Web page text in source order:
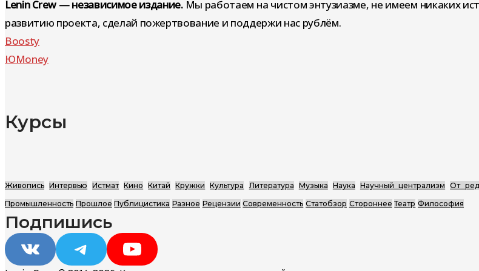
Lenin Crew — независимое издание.Мы работаем на чистом энтузиазме, не имеем никаких
развитию проекта, сделай пожертвование и поддержи нас рублём.
Boosty
ЮMoney
Курсы
Живопись Интервью Истмат Кино Китай Кружки Культура Литература Музыка Наука Научный централизм От
Промышленность Прошлое Публицистика Разное Рецензии Современность Статобзор Стороннее Театр Философия
Подпишись
VK TelegramYouTube